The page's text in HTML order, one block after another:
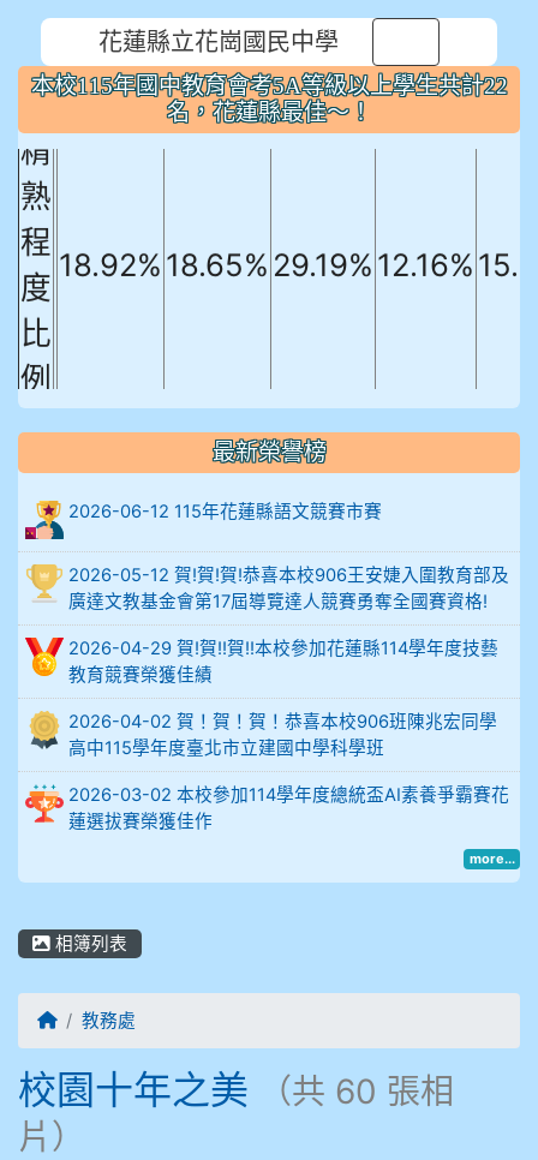
花蓮縣立花崗國民中學
本校115年國中教育會考5A等級以上學生共計22
名，花蓮縣最佳～！
國文
英文 數學 社會
自
精
熟
程
度
比
例
906陳兆宏 5A10+ 作文5
912余 嘉 5A10+
914謝佩臻 5A10+
902蘇奕愷
903陳品帆
904彭子庭
905蔣昇和
905周沛蓉
907張晏寧
908彭主豪
909林柏翰
909林玉楓
最新榮譽榜
2026-06-12 115年花蓮縣語文競賽市賽
2026-05-12 賀!賀!賀!恭喜本校906王安婕入圍教育部及
廣達文教基金會第17屆導覽達人競賽勇奪全國賽資格!
2026-04-29 賀!賀!!賀!!本校參加花蓮縣114學年度技藝
教育競賽榮獲佳績
2026-04-02 賀！賀！賀！恭喜本校906班陳兆宏同學
高中115學年度臺北市立建國中學科學班
2026-03-02 本校參加114學年度總統盃AI素養爭霸賽花
蓮選拔賽榮獲佳作
more...
相簿列表
回首頁教務處
校園十年之美
（共 60 張相
片）